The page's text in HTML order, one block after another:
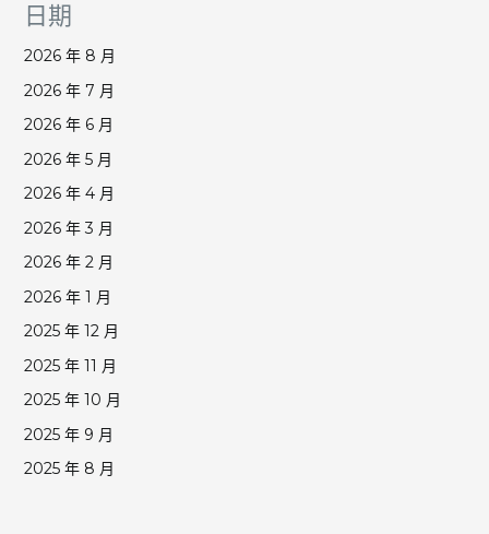
日期
2026 年 8 月
2026 年 7 月
2026 年 6 月
2026 年 5 月
2026 年 4 月
2026 年 3 月
2026 年 2 月
2026 年 1 月
2025 年 12 月
2025 年 11 月
2025 年 10 月
2025 年 9 月
2025 年 8 月